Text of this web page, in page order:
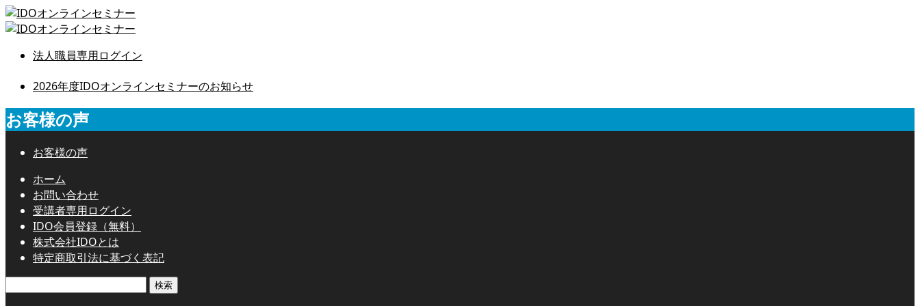
法人職員専用ログイン
2026年度IDOオンラインセミナーのお知らせ
お客様の声
お客様の声
ホーム
お問い合わせ
受講者専用ログイン
IDO会員登録（無料）
株式会社IDOとは
特定商取引法に基づく表記